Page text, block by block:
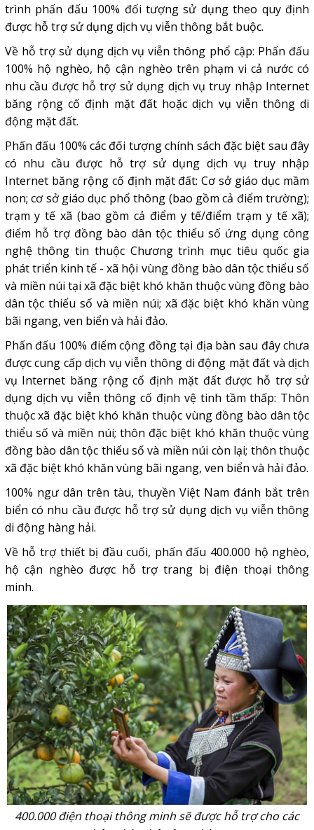
trình phấn đấu 100% đối tượng sử dụng theo quy định
được hỗ trợ sử dụng dịch vụ viễn thông bắt buộc.
Về hỗ trợ sử dụng dịch vụ viễn thông phổ cập: Phấn đấu
100% hộ nghèo, hộ cận nghèo trên phạm vi cả nước có
nhu cầu được hỗ trợ sử dụng dịch vụ truy nhập Internet
băng rộng cố định mặt đất hoặcdịch vụ viễn thông di
động mặt đất.
Phấn đấu 100% các đối tượng chính sách đặc biệt sau đây
có nhu cầu được hỗ trợ sử dụng dịch vụ truy nhập
Internet băng rộng cố định mặt đất: Cơ sở giáo dục mầm
non; cơ sở giáo dục phổ thông (bao gồm cả điểm trường);
trạm y tế xã (bao gồm cả điểm y tế/điểm trạm y tế xã);
điểm hỗ trợ đồng bào dân tộc thiểu số ứng dụng công
nghệ thông tin thuộc Chương trình mục tiêu quốc gia
phát triển kinh tế - xã hội vùng đồng bào dân tộc thiểu số
và miền núi tại xã đặc biệt khó khăn thuộc vùng đồng bào
dân tộc thiểu số và miền núi; xã đặc biệt khó khăn vùng
bãi ngang, ven biển và hải đảo.
Phấn đấu 100% điểm cộng đồng tại địa bàn sau đây chưa
được cung cấp dịch vụ viễn thông di động mặt đất và dịch
vụ Internet băng rộng cố định mặt đất được hỗ trợ sử
dụng dịch vụ viễn thông cố định vệ tinh tầm thấp: Thôn
thuộc xã đặc biệt khó khăn thuộc vùng đồng bào dân tộc
thiểu số và miền núi; thôn đặc biệt khó khăn thuộc vùng
đồng bào dân tộc thiểu số và miền núi còn lại; thôn thuộc
xã đặc biệt khó khăn vùng bãi ngang, ven biển và hải đảo.
100% ngư dân trên tàu, thuyền Việt Nam đánh bắt trên
biển có nhu cầu được hỗ trợ sử dụng dịch vụ viễn thông
di động hàng hải.
Về hỗ trợ thiết bị đầu cuối, phấn đấu 400.000 hộ nghèo,
hộ cận nghèo được hỗ trợ trang bị điện thoại thông
minh.
400.000 điện thoại thông minh sẽ được hỗ trợ cho các